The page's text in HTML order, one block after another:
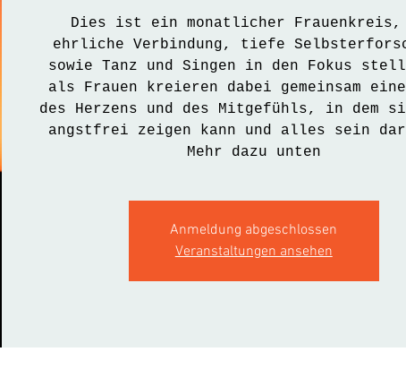
Dies ist ein monatlicher Frauenkreis,
ehrliche Verbindung, tiefe
sowie Tanz und Singen in den Fokus
als Frauen kreieren dabei gemeinsam
des Herzens und des Mitgefühls, in dem
angstfrei zeigen kann und alles sein
Mehr dazu unten
Anmeldung abgeschlossen
Veranstaltungen ansehen